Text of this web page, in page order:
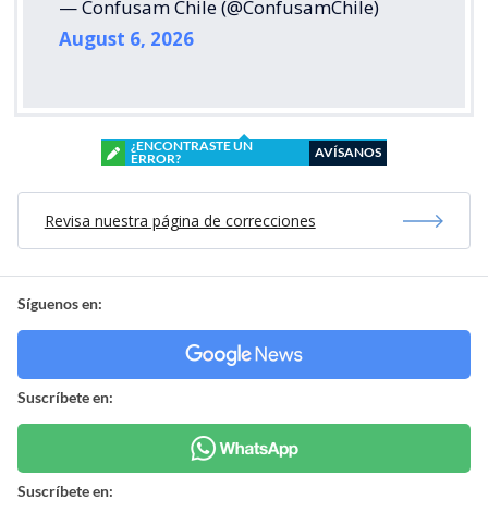
— Confusam Chile (@ConfusamChile)
August 6, 2026
¿ENCONTRASTE UN
ERROR?
AVÍSANOS
Revisa nuestra página de correcciones
Síguenos en:
Suscríbete en:
Suscríbete en: